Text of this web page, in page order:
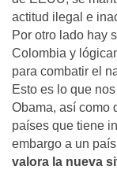
actitud ilegal e
Por otro lado hay
Colombia y
para combatir el
Esto es lo que
Obama, así como
países que tiene
embargo a un
valora la nueva